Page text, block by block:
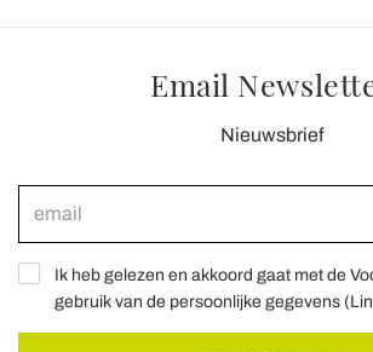
Email
Nieuwsbrief
Ik heb gelezen en akkoord gaat met de
gebruik van de persoonlijke gegevens (